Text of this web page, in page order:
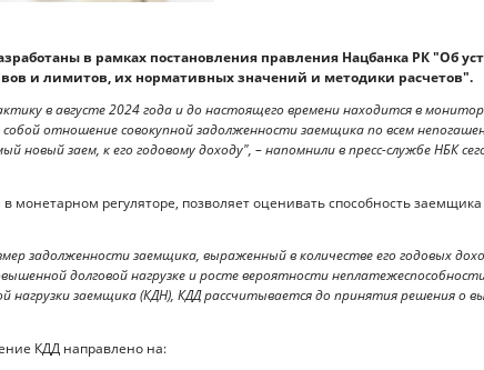
в рамках постановления правления Нацбанка РК "Об
и лимитов, их нормативных значений и методики расчетов".
в августе 2024 года и до настоящего времени находится в
отношение совокупной задолженности заемщика по всем
новый заем, к его годовому доходу", – напомнили в пресс-службе НБК
монетарном регуляторе, позволяет оценивать способность
задолженности заемщика, выраженный в количестве его годовых
долговой нагрузке и росте вероятности
нагрузки заемщика (КДН), КДД рассчитывается до принятия решения о
КДД направлено на: